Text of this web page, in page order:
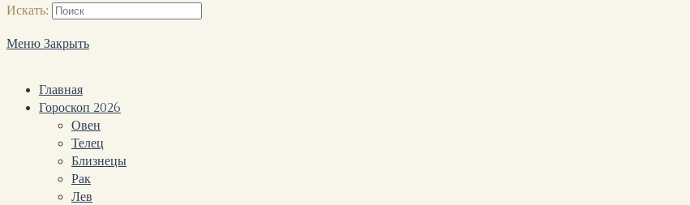
Искать:
МенюЗакрыть
Главная
Гороскоп 2026
Овен
Телец
Близнецы
Рак
Лев